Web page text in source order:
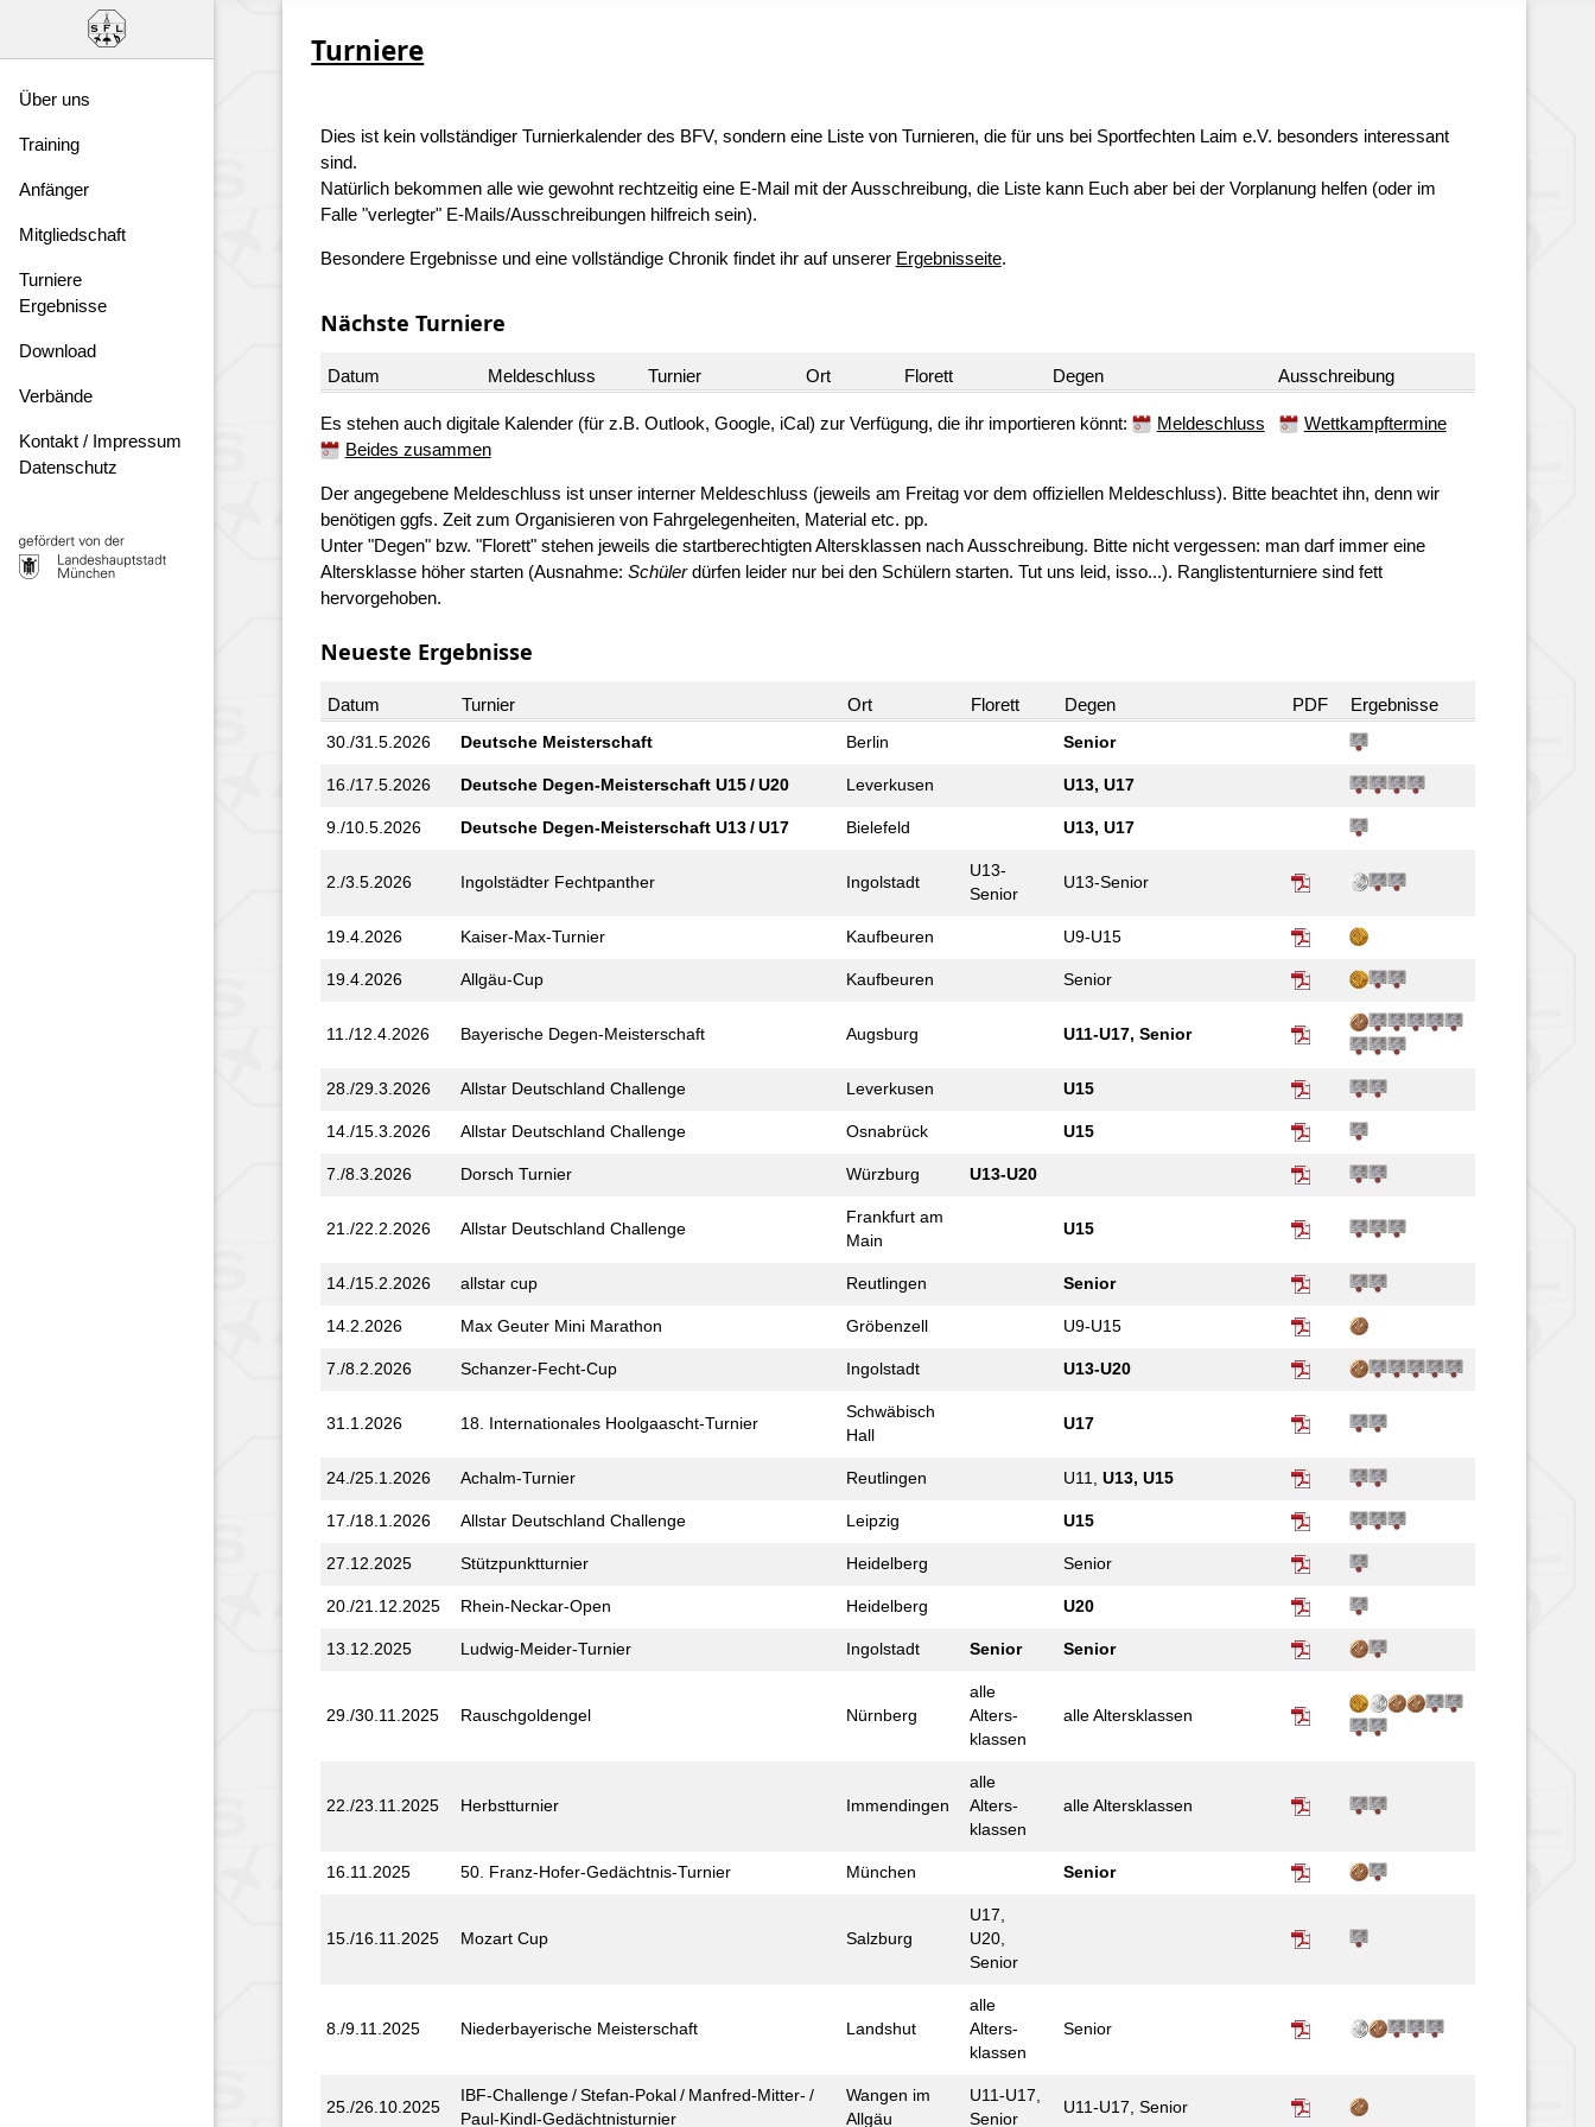
Über uns
Training
Anfänger
Mitgliedschaft
Turniere
Ergebnisse
Download
Verbände
Kontakt / Impressum
Datenschutz
Turniere
Dies ist kein vollständiger Turnierkalender des BFV, sondern eine Liste von Turnieren, die für uns bei Sportfechten Laim e.V. besonders interessant
sind.
Natürlich bekommen alle wie gewohnt rechtzeitig eine E-Mail mit der Ausschreibung, die Liste kann Euch aber bei der Vorplanung helfen (oder im
Falle "verlegter" E-Mails/Ausschreibungen hilfreich sein).
Besondere Ergebnisse und eine vollständige Chronik findet ihr auf unserer Ergebnisseite.
Nächste Turniere
Datum Meldeschluss Turnier Ort Florett Degen Ausschreibung
Es stehen auch digitale Kalender (für z.B. Outlook, Google, iCal) zur Verfügung, die ihr importieren könnt: Meldeschluss
Wettkampftermine
Beides zusammen
Der angegebene Meldeschluss ist unser interner Meldeschluss (jeweils am Freitag vor dem offiziellen Meldeschluss). Bitte beachtet ihn, denn wir
benötigen ggfs. Zeit zum Organisieren von Fahrgelegenheiten, Material etc. pp.
Unter "Degen" bzw. "Florett" stehen jeweils die startberechtigten Altersklassen nach Ausschreibung. Bitte nicht vergessen: man darf immer eine
Altersklasse höher starten (Ausnahme: Schülerdürfen leider nur bei den Schülern starten. Tut uns leid, isso...). Ranglistenturniere sind fett
hervorgehoben.
Neueste Ergebnisse
Datum Turnier Ort Florett Degen PDF Ergebnisse
30./31.5.2026 Deutsche Meister­schaft Berlin Senior
16./17.5.2026 Deutsche Degen-Meister­schaft U15 / U20 Leverkusen U13, U17
9./10.5.2026 Deutsche Degen-Meister­schaft U13 / U17 Bielefeld U13, U17
2./3.5.2026 Ingolstädter Fechtpanther Ingolstadt
U13-
Senior
U13-Senior
19.4.2026 Kaiser-Max-Turnier Kaufbeuren U9-U15
19.4.2026 Allgäu-Cup Kaufbeuren Senior
11./12.4.2026 Bayerische Degen-Meister­schaft Augsburg U11-U17, Senior
28./29.3.2026 Allstar Deutschland Challenge Leverkusen U15
14./15.3.2026 Allstar Deutschland Challenge Osnabrück U15
7./8.3.2026 Dorsch Turnier Würzburg U13-U20
21./22.2.2026 Allstar Deutschland Challenge
Frankfurt am
Main
U15
14./15.2.2026 allstar cup Reutlingen Senior
14.2.2026 Max Geuter Mini Marathon Gröbenzell U9-U15
7./8.2.2026 Schanzer-Fecht-Cup Ingolstadt U13-U20
31.1.2026 18. Internationales Hoolgaascht-Turnier
Schwäbisch
Hall
U17
24./25.1.2026 Achalm-Turnier Reutlingen U11,U13, U15
17./18.1.2026 Allstar Deutschland Challenge Leipzig U15
27.12.2025 Stützpunkt­turnier Heidelberg Senior
20./21.12.2025 Rhein-Neckar-Open Heidelberg U20
13.12.2025 Ludwig-Meider-Turnier Ingolstadt Senior Senior
29./30.11.2025 Rausch­gold­engel Nürnberg
alle
Alters­
klassen
alle Alters­­klassen
22./23.11.2025 Herbst­turnier Immendingen
alle
Alters­
klassen
alle Alters­klassen
16.11.2025 50. Franz-Hofer-Gedächtnis-Turnier München Senior
15./16.11.2025 Mozart Cup Salzburg
U17,
U20,
Senior
8./9.11.2025 Nieder­bayerische Meister­schaft Landshut
alle
Alters­
klassen
Senior
25./26.10.2025
IBF-Challenge / Stefan-Pokal / Manfred-Mitter- /
Paul-Kindl-Gedächtnis­turnier
Wangen im
Allgäu
U11-U17,
Senior
U11-U17, Senior